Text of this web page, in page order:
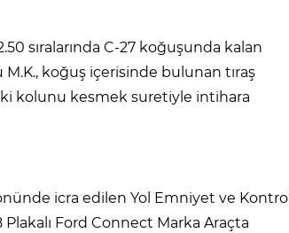
sıralarında C-27 koğuşunda kalan
koğuş içerisinde bulunan tıraş
kolunu kesmek suretiyle intihara
icra edilen Yol Emniyet ve Kontrol
Plakalı Ford Connect Marka Araçta